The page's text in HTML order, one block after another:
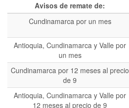
Avisos de remate de:
Cundinamarca por un mes
Antioquia, Cundinamarca y Valle por
un mes
Cundinamarca por 12 meses al precio
de 9
Antioquia, Cundinamarca y Valle por
12 meses al precio de 9